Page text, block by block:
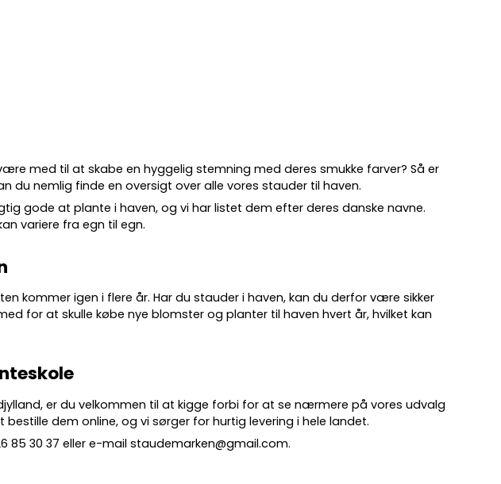
med til at skabe en hyggelig stemning med deres smukke farver? Så er
du nemlig finde en oversigt over alle vores stauder til haven.
gode at plante i haven, og vi har listet dem efter deres danske navne.
variere fra egn til egn.
kommer igen i flere år. Har du stauder i haven, kan du derfor være sikker
for at skulle købe nye blomster og planter til haven hvert år, hvilket kan
er du velkommen til at kigge forbi for at se nærmere på vores udvalg
dem online, og vi sørger for hurtig levering i hele landet.
85 30 37 eller e-mailstaudemarken@gmail.com.